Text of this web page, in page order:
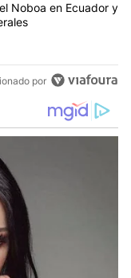
Milei se reunió con
Noboa en Ecuador y
por